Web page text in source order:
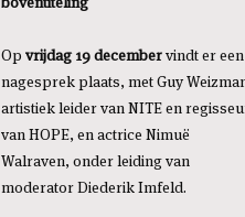
Op vrijdag 19 decembervindt er een
nagesprek plaats, met Guy
artistiek leider van NITE en
van HOPE, en actrice Nimuë
Walraven, onder leiding van
moderator Diederik Imfeld.